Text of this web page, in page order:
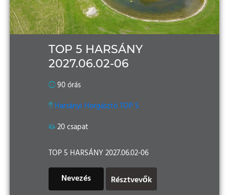
TOP 5 HARSÁNY
2027.06.02-06
90 órás
Harsányi Horgásztó TOP 5
20 csapat
TOP 5 HARSÁNY 2027.06.02-06
Nevezés Résztvevők